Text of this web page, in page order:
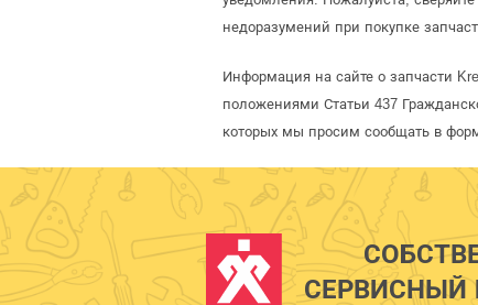
недоразумений при покупке
Информация на сайте о запчасти
положениями Статьи 437
которых мы просим сообщать в
СЕРВИСНЫЙ